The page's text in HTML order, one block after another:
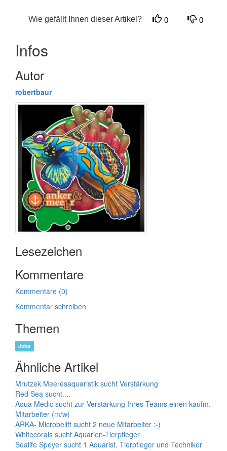
Wie gefällt Ihnen dieser Artikel? 0 0
Infos
Autor
robertbaur
Lesezeichen
Kommentare
Kommentare (0)
Kommentar schreiben
Themen
Jobs
Ähnliche Artikel
Mrutzek Meeresaquaristik sucht Verstärkung
Red Sea sucht....
Aqua Medic sucht zur Verstärkung Ihres Teams einen kaufm.
Mitarbeiter (m/w)
ARKA- Microbelift sucht 2 neue Mitarbeiter :-)
Whitecorals sucht Aquarien-Tierpfleger
Sealife Speyer sucht 1 Aquarist, Tierpfleger und Techniker